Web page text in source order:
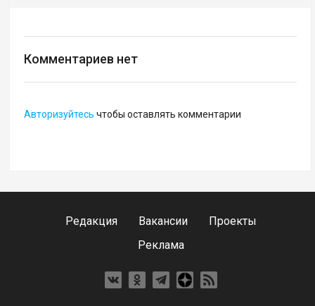
Комментариев нет
Авторизуйтесь чтобы оставлять комментарии
Редакция Вакансии
Проекты
Реклама